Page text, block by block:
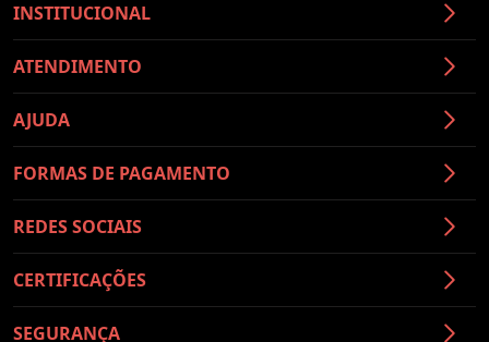
INSTITUCIONAL
ATENDIMENTO
AJUDA
FORMAS DE PAGAMENTO
REDES SOCIAIS
CERTIFICAÇÕES
SEGURANÇA